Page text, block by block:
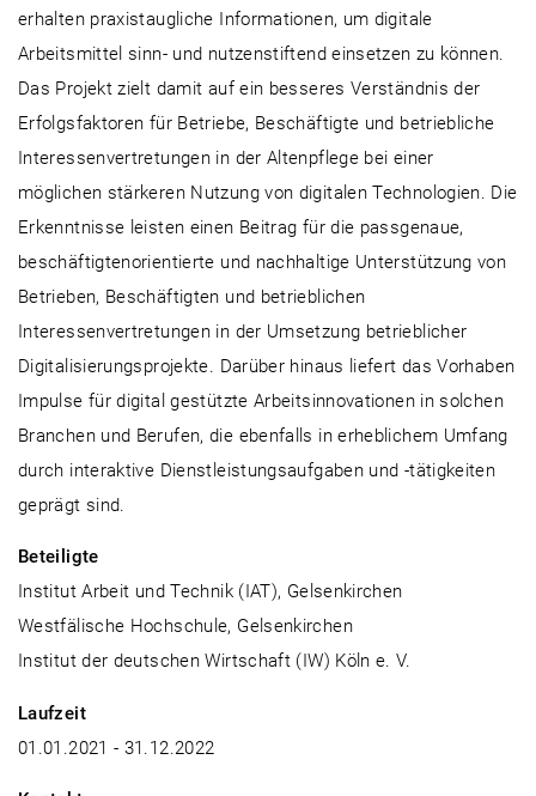
erhalten praxistaugliche Informationen, um digitale
Arbeitsmittel sinn- und nutzenstiftend einsetzen zu können.
Das Projekt zielt damit auf ein besseres Verständnis der
Erfolgsfaktoren für Betriebe, Beschäftigte und betriebliche
Interessenvertretungen in der Altenpflege bei einer
möglichen stärkeren Nutzung von digitalen Technologien. Die
Erkenntnisse leisten einen Beitrag für die passgenaue,
beschäftigtenorientierte und nachhaltige Unterstützung von
Betrieben, Beschäftigten und betrieblichen
Interessenvertretungen in der Umsetzung betrieblicher
Digitalisierungsprojekte. Darüber hinaus liefert das Vorhaben
Impulse für digital gestützte Arbeitsinnovationen in solchen
Branchen und Berufen, die ebenfalls in erheblichem Umfang
durch interaktive Dienstleistungsaufgaben und -tätigkeiten
geprägt sind.
Beteiligte
Institut Arbeit und Technik (IAT), Gelsenkirchen
Westfälische Hochschule, Gelsenkirchen
Institut der deutschen Wirtschaft (IW) Köln e. V.
Laufzeit
01.01.2021 - 31.12.2022